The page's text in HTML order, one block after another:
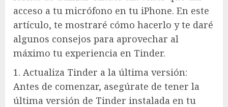
acceso a tu micrófono en tu iPhone. En este
artículo, te mostraré cómo hacerlo y te daré
algunos consejos para aprovechar al
máximo tu experiencia en Tinder.
1. Actualiza Tinder a la última versión:
Antes de comenzar, asegúrate de tener la
última versión de Tinder instalada en tu